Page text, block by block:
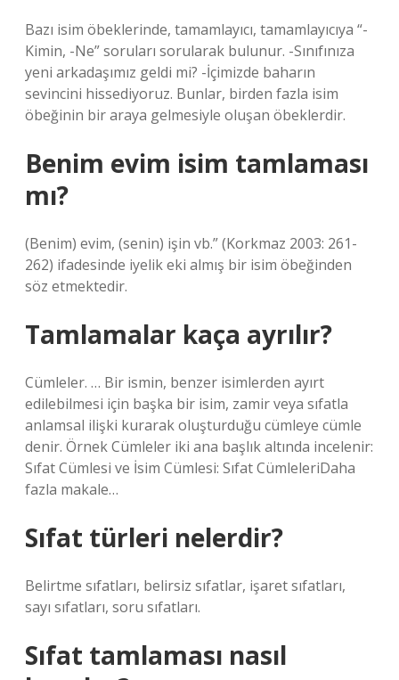
Bazı isim öbeklerinde, tamamlayıcı, tamamlayıcıya “-
Kimin, -Ne” soruları sorularak bulunur. -Sınıfınıza
yeni arkadaşımız geldi mi? -İçimizde baharın
sevincini hissediyoruz. Bunlar, birden fazla isim
öbeğinin bir araya gelmesiyle oluşan öbeklerdir.
Benim evim isim tamlaması
mı?
(Benim) evim, (senin) işin vb.” (Korkmaz 2003: 261-
262) ifadesinde iyelik eki almış bir isim öbeğinden
söz etmektedir.
Tamlamalar kaça ayrılır?
Cümleler. … Bir ismin, benzer isimlerden ayırt
edilebilmesi için başka bir isim, zamir veya sıfatla
anlamsal ilişki kurarak oluşturduğu cümleye cümle
denir. Örnek Cümleler iki ana başlık altında incelenir:
Sıfat Cümlesi ve İsim Cümlesi: Sıfat CümleleriDaha
fazla makale…
Sıfat türleri nelerdir?
Belirtme sıfatları, belirsiz sıfatlar, işaret sıfatları,
sayı sıfatları, soru sıfatları.
Sıfat tamlaması nasıl